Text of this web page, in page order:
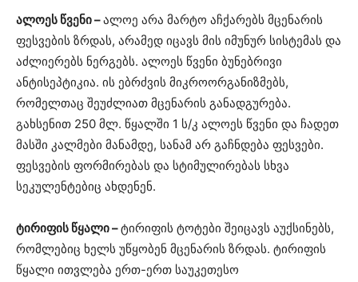
ალოეს წვენი –ალოე არა მარტო აჩქარებს მცენარის
ფესვების ზრდას, არამედ იცავს მის იმუნურ სისტემას და
აძლიერებს ნერგებს. ალოეს წვენი ბუნებრივი
ანტისეპტიკია. ის ებრძვის მიკროორგანიზმებს,
რომელთაც შეუძლიათ მცენარის განადგურება.
გახსენით 250 მლ. წყალში 1 ს/კ ალოეს წვენი და ჩადეთ
მასში კალმები მანამდე, სანამ არ გაჩნდება ფესვები.
ფესვების ფორმირებას და სტიმულირებას სხვა
სეკულენტებიც ახდენენ.
ტირიფის წყალი –ტირიფის ტოტები შეიცავს აუქსინებს,
რომლებიც ხელს უწყობენ მცენარის ზრდას. ტირიფის
წყალი ითვლება ერთ-ერთ საუკეთესო